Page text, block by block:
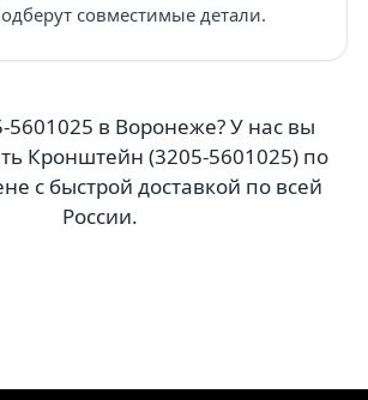
совместимые детали.
в Воронеже? У нас вы
Кронштейн (3205-5601025) по
с быстрой доставкой по всей
России.